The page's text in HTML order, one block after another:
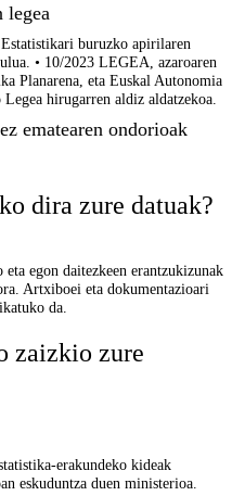
legea
buruzko apirilaren
• 10/2023 LEGEA, azaroaren
Planarena, eta Euskal Autonomia
hirugarren aldiz aldatzekoa.
ematearen ondorioak
dira zure datuak?
eta egon daitezkeen erantzukizunak
Artxiboei eta dokumentazioari
da.
zaizkio zure
erakundeko kideak
eskuduntza duen ministerioa.